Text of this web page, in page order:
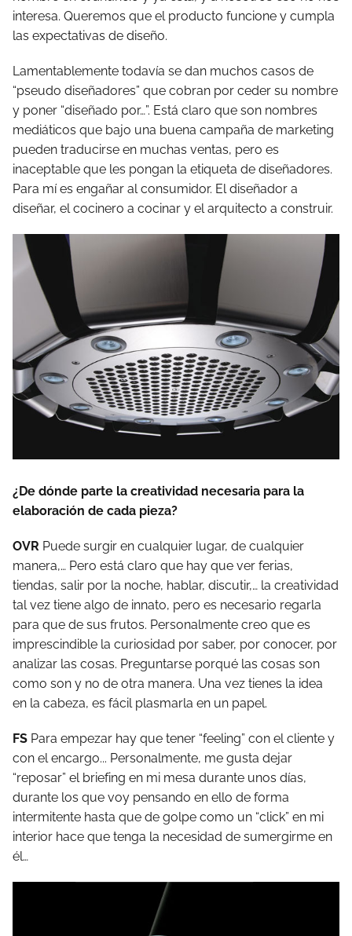
interesa. Queremos que el producto funcione y cumpla
las expectativas de diseño.
Lamentablemente todavía se dan muchos casos de
“pseudo diseñadores” que cobran por ceder su nombre
y poner “diseñado por…”. Está claro que son nombres
mediáticos que bajo una buena campaña de marketing
pueden traducirse en muchas ventas, pero es
inaceptable que les pongan la etiqueta de diseñadores.
Para mí es engañar al consumidor. El diseñador a
diseñar, el cocinero a cocinar y el arquitecto a construir.
¿De dónde parte la creatividad necesaria para la
elaboración de cada pieza?
OVR Puede surgir en cualquier lugar, de cualquier
manera,… Pero está claro que hay que ver ferias,
tiendas, salir por la noche, hablar, discutir,… la creatividad
tal vez tiene algo de innato, pero es necesario regarla
para que de sus frutos. Personalmente creo que es
imprescindible la curiosidad por saber, por conocer, por
analizar las cosas. Preguntarse porqué las cosas son
como son y no de otra manera. Una vez tienes la idea
en la cabeza, es fácil plasmarla en un papel.
FS Para empezar hay que tener “feeling” con el cliente y
con el encargo... Personalmente, me gusta dejar
“reposar” el briefing en mi mesa durante unos días,
durante los que voy pensando en ello de forma
intermitente hasta que de golpe como un “click” en mi
interior hace que tenga la necesidad de sumergirme en
él…